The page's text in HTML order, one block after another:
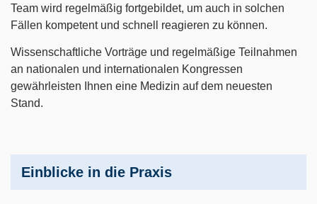
Team wird regelmäßig fortgebildet, um auch in solchen
Fällen kompetent und schnell reagieren zu können.
Wissenschaftliche Vorträge und regelmäßige Teilnahmen
an nationalen und internationalen Kongressen
gewährleisten Ihnen eine Medizin auf dem neuesten
Stand.
Einblicke in die Praxis